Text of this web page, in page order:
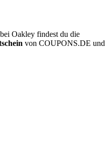
Oakley findest du die
von COUPONS.DE und